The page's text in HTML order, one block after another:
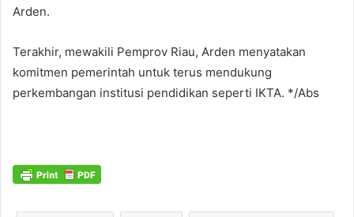
Arden.
Terakhir, mewakili Pemprov Riau, Arden menyatakan
komitmen pemerintah untuk terus mendukung
perkembangan institusi pendidikan seperti IKTA. */Abs